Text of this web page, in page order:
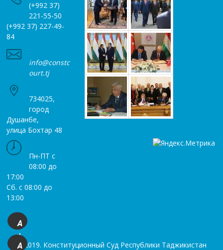
(+992 37)
221-55-50
(+992 37) 227-49-
84
info@constc
ourt.tj
734025,
город
Душанбе,
улица Бохтар 48
Пн-ПТ с
08:00 до
17:00
Сб. с 08:00 до
13:00
© 2019. Конституционный Суд Республики Таджикистан
A
+
A